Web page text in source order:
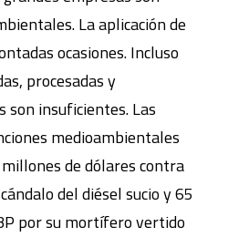
La aplicación de
ocasiones. Incluso
procesadas y
son insuficientes. Las
medioambientales
de dólares contra
del diésel sucio y 65
por su mortífero vertido